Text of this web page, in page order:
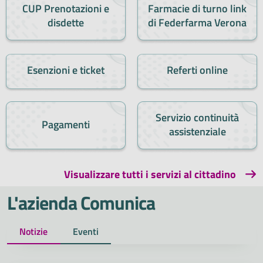
CUP Prenotazioni e
disdette
Farmacie di turno link
di Federfarma Verona
Esenzioni e ticket Referti online
Pagamenti
Servizio continuità
assistenziale
Visualizzare tutti i servizi al cittadino
L'azienda Comunica
Notizie Eventi